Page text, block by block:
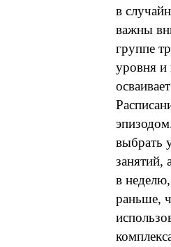
в
важны
группе
уровня и
выбрать
занятий,
в
раньше,